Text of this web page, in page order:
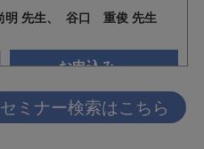
セミナー検索はこちら